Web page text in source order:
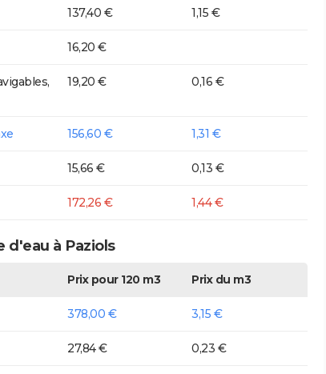
137,40 € 1,15 €
16,20 €
19,20 € 0,16 €
156,60 € 1,31 €
15,66 € 0,13 €
172,26 € 1,44 €
à Paziols
Prix pour 120 m3 Prix du m3
378,00 € 3,15 €
27,84 € 0,23 €